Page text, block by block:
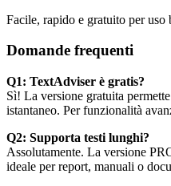
Facile, rapido e gratuito per uso
Domande frequenti
Q1: TextAdviser è gratis?
Sì! La versione gratuita
istantaneo. Per funzionalità
Q2: Supporta testi lunghi?
Assolutamente. La versione
ideale per report, manuali o